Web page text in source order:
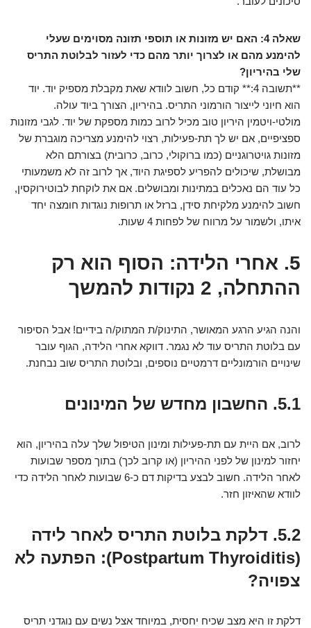
שאלה 4: האם יש מזונות או תוספי תזונה מסוימים שעלי
להימנע מהם או לצרוך יותר מהם כדי לעזור לבלוטת התריס
שלי בהיריון?
**תשובה 4:** קודם כל, חשוב לוודא שאת מקבלת מספיק יוד. יוד
הוא חיוני לייצור הורמוני התריס. בהיריון, הצורך ביוד עולה.
מולטי-ויטמין היריון טוב מכיל לרוב כמות מספקת של יוד. לגבי מזונות
ספציפיים, אם יש לך תת-פעילות, רצוי להימנע מצריכה מוגברת של
מזונות גויטרוגניים (כמו ברוקולי, כרוב, כרובית) בצורתם הלא
מבושלת, שיכולים להפריע לספיגת היוד, אך לרוב זה לא משמעותי
כל עוד הם נאכלים במתינות ומבושלים. אם את לוקחת לבוטירוקסין,
חשוב להימנע מלקיחת סידן, ברזל או תרופות נוגדות חומצה יחד
איתו, ולשמור על מרווח של לפחות 4 שעות.
5. אחרי הלידה: הסוף הוא רק
ההתחלה, 2 נקודות להמשך
והנה הגיע הרגע המאושר, התינוק/ת המתוק/ה בידיים! אבל הסיפור
עם בלוטת התריס עוד לא נגמר. דווקא אחרי הלידה, הגוף עובר
שינויים הורמונליים דרמטיים נוספים, ובלוטת התריס שוב נבחנת.
5.1. החשבון מחדש של המינונים
לרוב, אם היית עם תת-פעילות ומינון הטיפול שלך עלה בהיריון, הוא
יחזור למינון של לפני ההיריון (או קרוב לכך) בתוך מספר שבועות
לאחר הלידה. חשוב לבצע בדיקות דם כ-6 שבועות לאחר הלידה כדי
לוודא שהאיזון חזר.
5.2. דלקת בלוטת התריס לאחר לידה
(Postpartum Thyroiditis): הפתעה לא
צפויה?
דלקת זו היא מצב שכיח יחסית, במיוחד אצל נשים עם נוגדני תריס